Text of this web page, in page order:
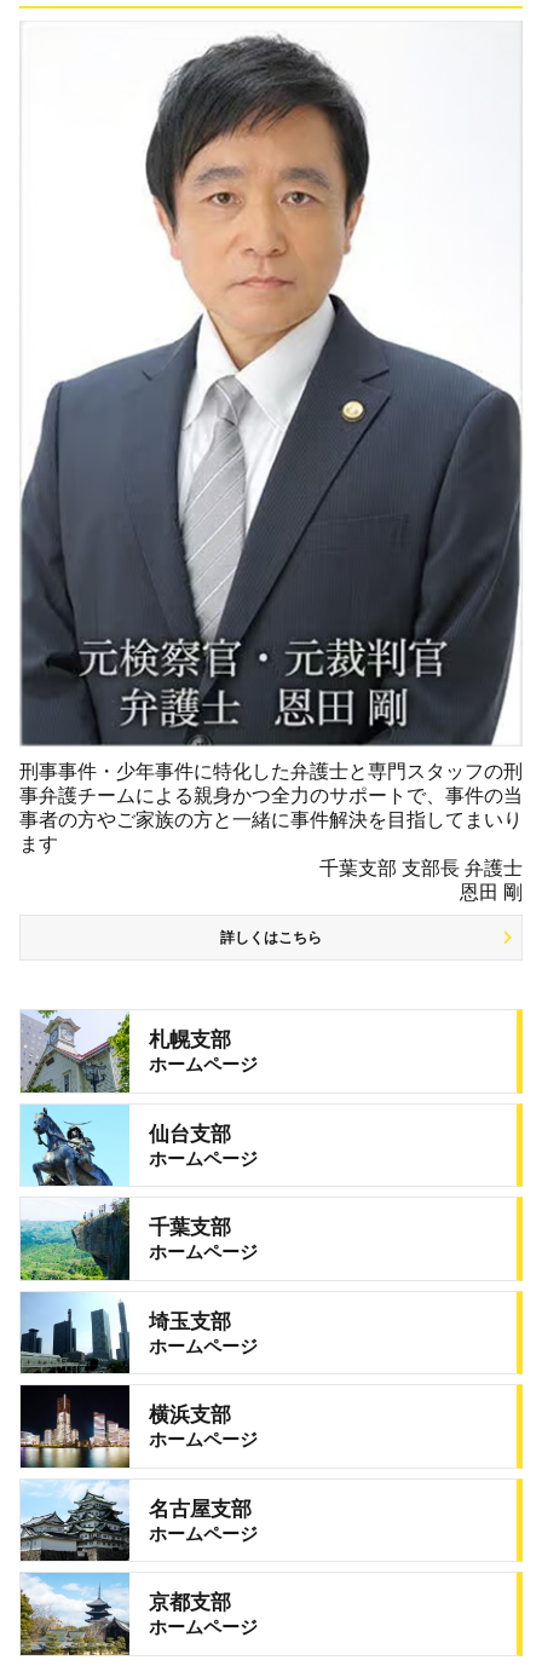
刑事事件・少年事件に特化した弁護士と専門スタッフの刑
事弁護チームによる親身かつ全力のサポートで、事件の当
事者の方やご家族の方と一緒に事件解決を目指してまいり
ます
千葉支部 支部長 弁護士
恩田 剛
詳しくはこちら
札幌支部
ホームページ
仙台支部
ホームページ
千葉支部
ホームページ
埼玉支部
ホームページ
横浜支部
ホームページ
名古屋支部
ホームページ
京都支部
ホームページ